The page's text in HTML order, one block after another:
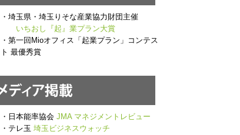
・埼玉県・埼玉りそな産業協力財団主催
いちおし『起』業プラン大賞
・第一回Mioオフィス「起業プラン」コンテス
ト 最優秀賞
・日本能率協会 JMA マネジメントレビュー
・テレ玉 埼玉ビジネスウォッチ